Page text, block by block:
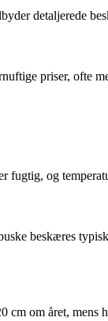
detaljerede
priser, ofte
fugtig, og
beskæres
cm om året,